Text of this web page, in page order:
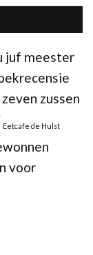
juf meester
zussen
Eetcafe de Hulst
voor